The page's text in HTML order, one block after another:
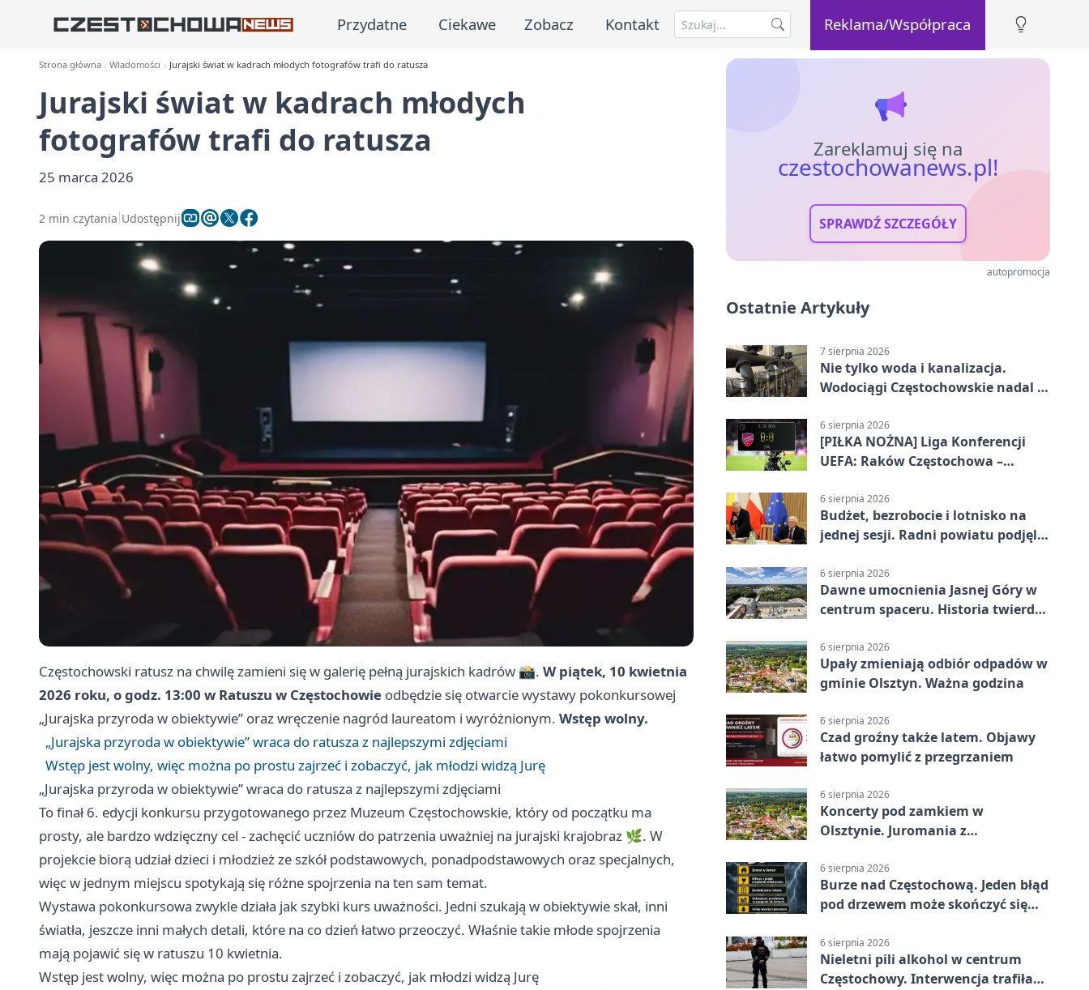
Przydatne Ciekawe Zobacz Kontakt Reklama/Współpraca
Strona główna Wiadomości Jurajski świat w kadrach młodych fotografów trafi do ratusza
Jurajski świat w kadrach młodych
fotografów trafi do ratusza
25 marca 2026
2 min czytania Udostępnij
Częstochowski ratusz na chwilę zamieni się w galerię pełną jurajskich kadrów 📸. W piątek, 10 kwietnia
2026 roku, o godz. 13:00 w Ratuszu w Częstochowie odbędzie się otwarcie wystawy pokonkursowej
„Jurajska przyroda w obiektywie” oraz wręczenie nagród laureatom i wyróżnionym. Wstęp wolny.
„Jurajska przyroda w obiektywie” wraca do ratusza z najlepszymi zdjęciami
Wstęp jest wolny, więc można po prostu zajrzeć i zobaczyć, jak młodzi widzą Jurę
„Jurajska przyroda w obiektywie” wraca do ratusza z najlepszymi zdjęciami
To finał 6. edycji konkursu przygotowanego przez Muzeum Częstochowskie, który od początku ma
prosty, ale bardzo wdzięczny cel - zachęcić uczniów do patrzenia uważniej na jurajski krajobraz 🌿. W
projekcie biorą udział dzieci i młodzież ze szkół podstawowych, ponadpodstawowych oraz specjalnych,
więc w jednym miejscu spotykają się różne spojrzenia na ten sam temat.
Wystawa pokonkursowa zwykle działa jak szybki kurs uważności. Jedni szukają w obiektywie skał, inni
światła, jeszcze inni małych detali, które na co dzień łatwo przeoczyć. Właśnie takie młode spojrzenia
mają pojawić się w ratuszu 10 kwietnia.
Wstęp jest wolny, więc można po prostu zajrzeć i zobaczyć, jak młodzi widzą Jurę
Zareklamuj się na
czestochowanews.pl!
SPRAWDŹ SZCZEGÓŁY
autopromocja
Ostatnie Artykuły
7 sierpnia 2026
Nie tylko woda i kanalizacja.
Wodociągi Częstochowskie nadal w
6 sierpnia 2026
[PIŁKA NOŻNA] Liga Konferencji
UEFA: Raków Częstochowa –
meczu III rundy eliminacji
6 sierpnia 2026
Budżet, bezrobocie i lotnisko na
jednej sesji. Radni powiatu podjęli
6 sierpnia 2026
Dawne umocnienia Jasnej Góry w
centrum spaceru. Historia twierdzy
6 sierpnia 2026
Upały zmieniają odbiór odpadów w
gminie Olsztyn. Ważna godzina
6 sierpnia 2026
Czad groźny także latem. Objawy
łatwo pomylić z przegrzaniem
6 sierpnia 2026
Koncerty pod zamkiem w
Olsztynie. Juromania z
6 sierpnia 2026
Burze nad Częstochową. Jeden błąd
pod drzewem może skończyć się
6 sierpnia 2026
Nieletni pili alkohol w centrum
Częstochowy. Interwencja trafiła